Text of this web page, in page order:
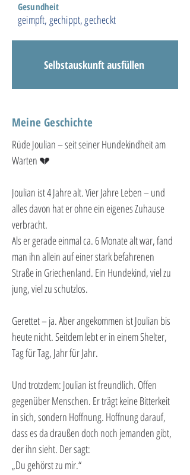
Gesundheit
geimpft, gechippt, gecheckt
Selbstauskunft ausfüllen
Meine Geschichte
Rüde Joulian – seit seiner Hundekindheit am
Warten 💔
Joulian ist 4 Jahre alt. Vier Jahre Leben – und
alles davon hat er ohne ein eigenes Zuhause
verbracht.
Als er gerade einmal ca. 6 Monate alt war, fand
man ihn allein auf einer stark befahrenen
Straße in Griechenland. Ein Hundekind, viel zu
jung, viel zu schutzlos.
Gerettet – ja. Aber angekommen ist Joulian bis
heute nicht. Seitdem lebt er in einem Shelter,
Tag für Tag, Jahr für Jahr.
Und trotzdem: Joulian ist freundlich. Offen
gegenüber Menschen. Er trägt keine Bitterkeit
in sich, sondern Hoffnung. Hoffnung darauf,
dass es da draußen doch noch jemanden gibt,
der ihn sieht. Der sagt:
„Du gehörst zu mir.“